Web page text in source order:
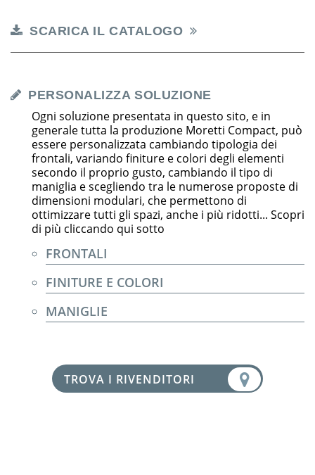
SCARICA IL CATALOGO
PERSONALIZZA SOLUZIONE
Ogni soluzione presentata in questo sito, e in
generale tutta la produzione Moretti Compact, può
essere personalizzata cambiando tipologia dei
frontali, variando finiture e colori degli elementi
secondo il proprio gusto, cambiando il tipo di
maniglia e scegliendo tra le numerose proposte di
dimensioni modulari, che permettono di
ottimizzare tutti gli spazi, anche i più ridotti... Scopri
di più cliccando qui sotto
FRONTALI
FINITURE E COLORI
MANIGLIE
TROVA I RIVENDITORI